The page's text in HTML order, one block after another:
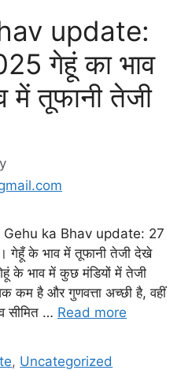
update:
गेहूं का भाव
में तूफानी तेजी
ka Bhav update: 27
गेहूँ के भाव में तूफानी तेजी देखे
के भाव में कुछ मंडियों में तेजी
कम है और गुणवत्ता अच्छी है, वहीं
सीमित … Read more
, Uncategorized